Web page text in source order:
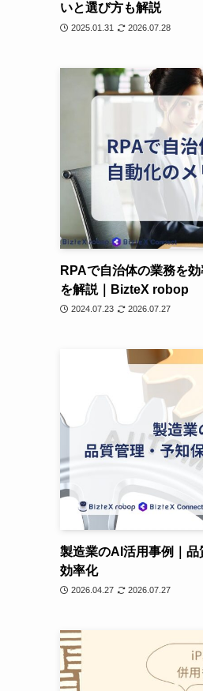
いと選び方も解説
2025.01.31 2026.07.28
RPAで自治体の業務を
を解説｜BizteX robop
2024.07.23 2026.07.27
製造業のAI活用事例｜
効率化
2026.04.27 2026.07.27